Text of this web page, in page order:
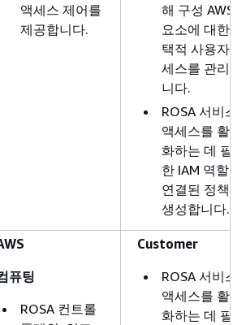
액세스 제어를
제공합니다.
해 구성 AWS
요소에 대한 선
택적 사용자 액
세스를 관리합
니다.
ROSA 서비스
액세스를 활성
화하는 데 필요
한 IAM 역할 및
연결된 정책을
생성합니다.
퓨팅
ROSA 컨트롤
Customer
ROSA 서비스
액세스를 활성
화하는 데 필요